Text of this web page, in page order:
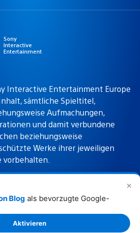
✕
Blog als bevorzugte Google-
Aktivieren
Sony
Interactive
Entertainment
Interactive Entertainment Europe
sämtliche Spieltitel,
Aufmachungen,
und damit verbundene
beziehungsweise
Werke ihrer jeweiligen
vorbehalten.
Datenschutzrichtlinie